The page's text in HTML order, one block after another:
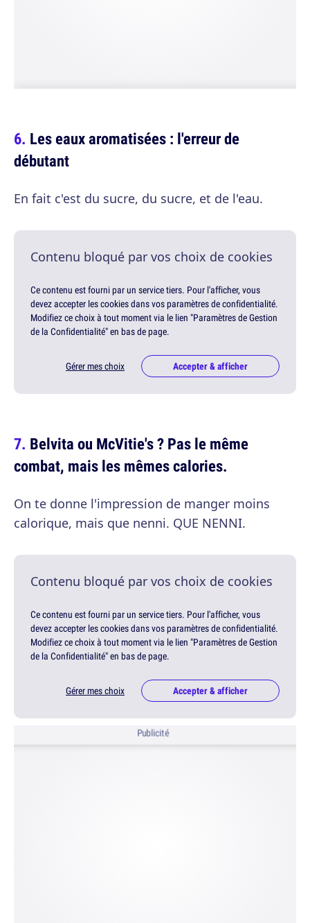
Les eaux aromatisées : l'erreur de
débutant
En fait c'est du sucre, du sucre, et de l'eau.
Contenu bloqué par vos choix de cookies
Ce contenu est fourni par un service tiers. Pour l'afficher, vous
devez accepter les cookies dans vos paramètres de confidentialité.
Modifiez ce choix à tout moment via le lien "Paramètres de Gestion
de la Confidentialité" en bas de page.
Gérer mes choix Accepter & afficher
Belvita ou McVitie's ? Pas le même
combat, mais les mêmes calories.
On te donne l'impression de manger moins
calorique, mais que nenni. QUE NENNI.
Contenu bloqué par vos choix de cookies
Ce contenu est fourni par un service tiers. Pour l'afficher, vous
devez accepter les cookies dans vos paramètres de confidentialité.
Modifiez ce choix à tout moment via le lien "Paramètres de Gestion
de la Confidentialité" en bas de page.
Gérer mes choix Accepter & afficher
Publicité